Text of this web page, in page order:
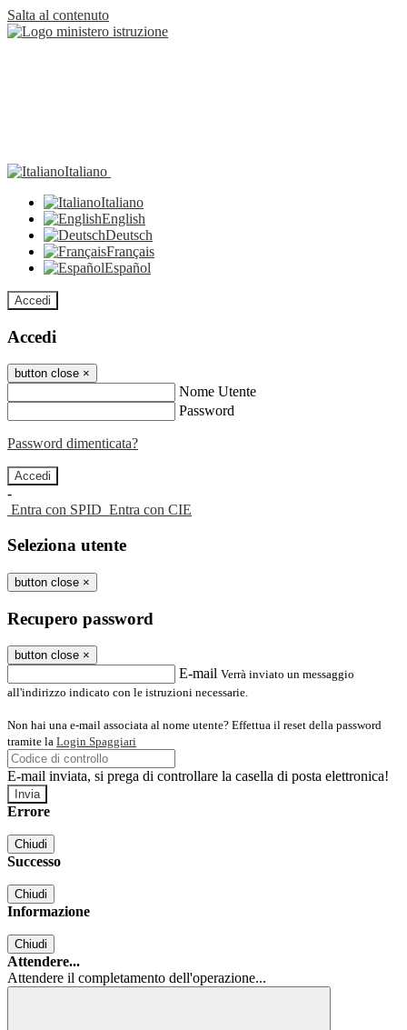
Salta al contenuto
Italiano
Italiano
English
Deutsch
Français
Español
Accedi
Accedi
button close ×
Nome Utente
Password
Password dimenticata?
-
Entra con SPID Entra con CIE
Seleziona utente
button close ×
Recupero password
button close ×
E-mail Verrà inviato un messaggio
all'indirizzo indicato con le istruzioni necessarie.
Non hai una e-mail associata al nome utente? Effettua il reset della password
tramite la Login Spaggiari
E-mail inviata, si prega di controllare la casella di posta elettronica!
Errore
Chiudi
Successo
Chiudi
Informazione
Chiudi
Attendere...
Attendere il completamento dell'operazione...